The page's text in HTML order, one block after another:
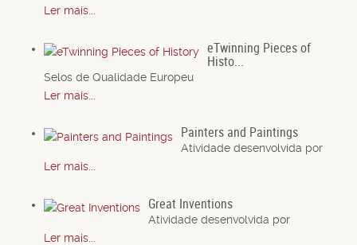
Ler mais...
eTwinning Pieces of
Histo...
Selos de Qualidade Europeu
Ler mais...
Painters and Paintings
Atividade desenvolvida por
Ler mais...
Great Inventions
Atividade desenvolvida por
Ler mais...